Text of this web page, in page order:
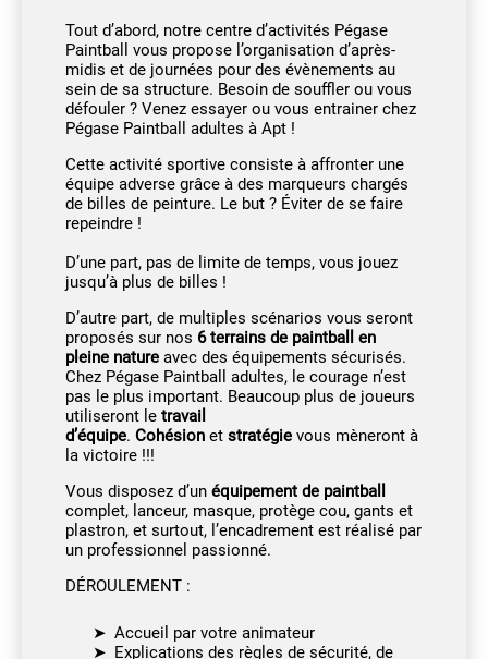
Tout d’abord, notre centre d’activités Pégase
Paintball vous propose l’organisation d’après-
midis et de journées pour des évènements au
sein de sa structure. Besoin de souffler ou vous
défouler ? Venez essayer ou vous entrainer chez
Pégase Paintball adultes à Apt !
Cette activité sportive consiste à affronter une
équipe adverse grâce à des marqueurs chargés
de billes de peinture. Le but ? Éviter de se faire
repeindre !
D’une part, pas de limite de temps, vous jouez
jusqu’à plus de billes !
D’autre part, de multiples scénarios vous seront
proposés sur nos 6 terrains de paintball en
pleine nature avec des équipements sécurisés.
Chez Pégase Paintball adultes, le courage n’est
pas le plus important. Beaucoup plus de joueurs
utiliseront le travail
d’équipe. Cohésion et stratégie vous mèneront à
la victoire !!!
Vous disposez d’un équipement de paintball
complet, lanceur, masque, protège cou, gants et
plastron, et surtout, l’encadrement est réalisé par
un professionnel passionné.
DÉROULEMENT :
Accueil par votre animateur
Explications des règles de sécurité, de